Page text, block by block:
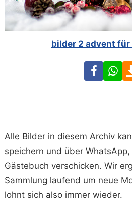
bilder 2 advent
Alle Bilder in diesem Archiv
speichern und über
Gästebuch verschicken. Wir
Sammlung laufend um neue
lohnt sich also immer wieder.